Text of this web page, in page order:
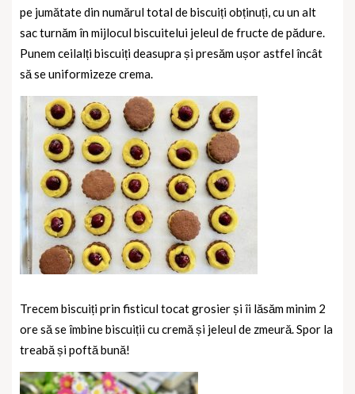
pe jumătate din numărul total de biscuiți obținuți, cu un alt
sac turnăm în mijlocul biscuitelui jeleul de fructe de pădure.
Punem ceilalți biscuiți deasupra și presăm ușor astfel încât
să se uniformizeze crema.
Trecem biscuiți prin fisticul tocat grosier și îi lăsăm minim 2
ore să se îmbine biscuiții cu cremă și jeleul de zmeură. Spor la
treabă și poftă bună!